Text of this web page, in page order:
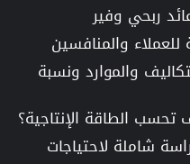
ربحي وفير
والمنافسين
والموارد ونسبة
الطاقة الإنتاجية؟
شاملة لاحتياجات